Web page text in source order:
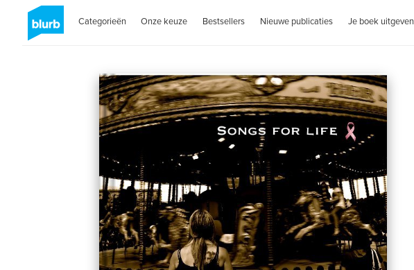
Categorieën Onze keuze Bestsellers Nieuwe publicaties Je boek uitgeven